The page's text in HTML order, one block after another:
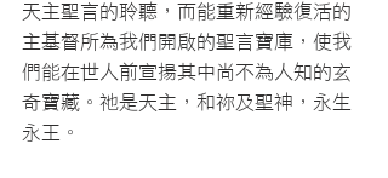
天主聖言的聆聽，而能重新經驗復活的
主基督所為我們開啟的聖言寶庫，使我
們能在世人前宣揚其中尚不為人知的玄
奇寶藏。祂是天主，和祢及聖神，永生
永王。